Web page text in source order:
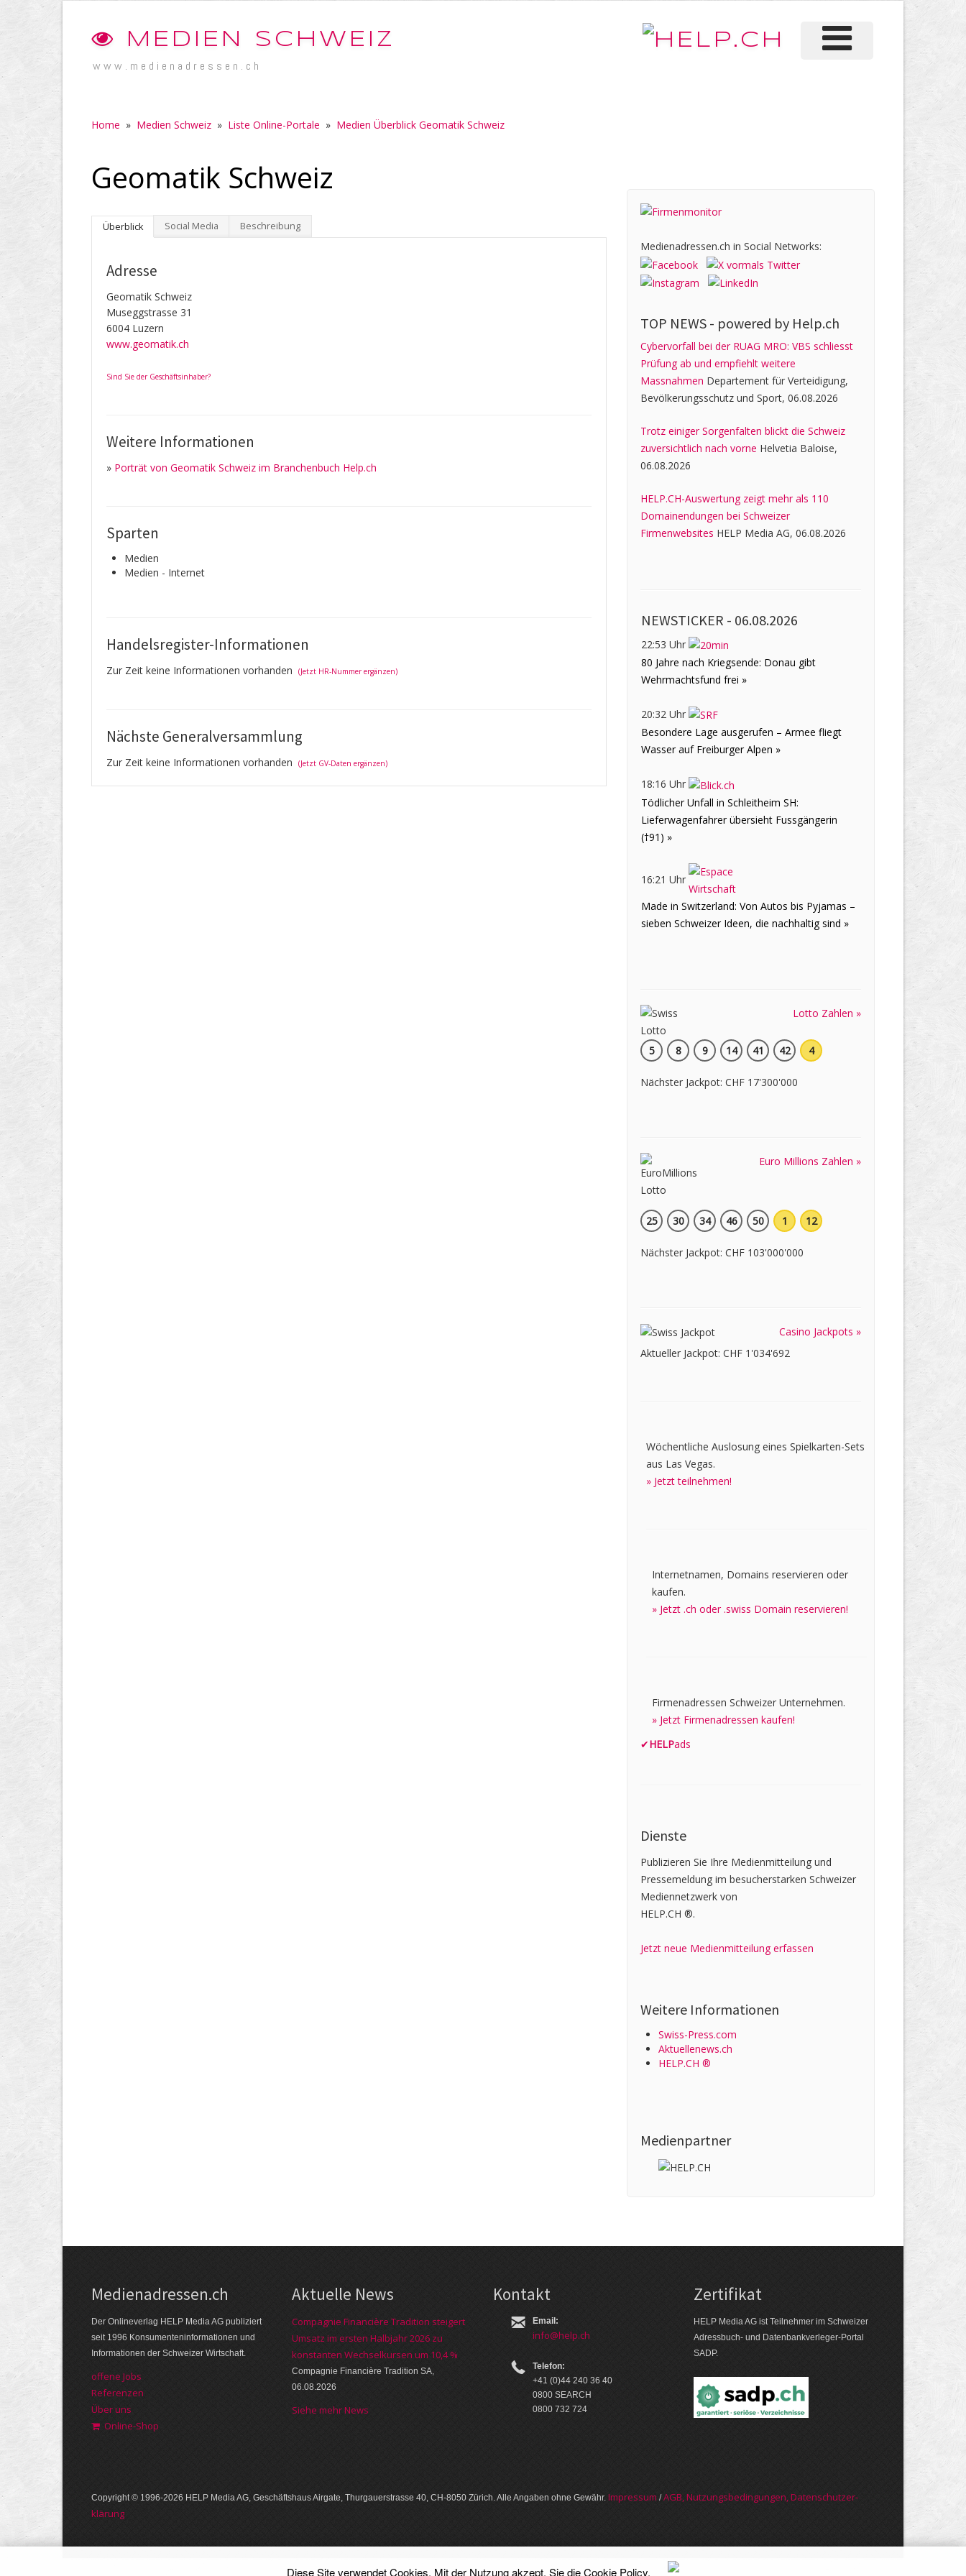
MEDIEN SCHWEIZ
www.medienadressen.ch
Home » Medien Schweiz » Liste Online-Portale » Medien Überblick Geomatik Schweiz
Geomatik Schweiz
Überblick Social Media Beschreibung
Adresse
Geomatik Schweiz
Museggstrasse 31
6004 Luzern
www.geomatik.ch
Sind Sie der Geschäftsinhaber?
Weitere Informationen
» Porträt von Geomatik Schweiz im Branchenbuch Help.ch
Sparten
Medien
Medien - Internet
Handelsregister-Informationen
Zur Zeit keine Informationen vorhanden (Jetzt HR-Nummer ergänzen)
Nächste Generalversammlung
Zur Zeit keine Informationen vorhanden (Jetzt GV-Daten ergänzen)
Medienadressen.ch in Social Networks:
TOP NEWS - powered by Help.ch
Cybervorfall bei der RUAG MRO: VBS schliesst
Prüfung ab und empfiehlt weitere
Massnahmen Departement für Verteidigung,
Bevölkerungsschutz und Sport, 06.08.2026
Trotz einiger Sorgenfalten blickt die Schweiz
zuversichtlich nach vorne Helvetia Baloise,
06.08.2026
HELP.CH-Auswertung zeigt mehr als 110
Domainendungen bei Schweizer
Firmenwebsites HELP Media AG, 06.08.2026
NEWSTICKER - 06.08.2026
22:53 Uhr
80 Jahre nach Kriegsende: Donau gibt
Wehrmachtsfund frei »
20:32 Uhr
Besondere Lage ausgerufen – Armee fliegt
Wasser auf Freiburger Alpen »
18:16 Uhr
Tödlicher Unfall in Schleitheim SH:
Lieferwagenfahrer übersieht Fussgängerin
(†91) »
16:21 Uhr
Made in Switzerland: Von Autos bis Pyjamas –
sieben Schweizer Ideen, die nachhaltig sind »
Lotto Zahlen »
5 8 9 14 41 42 4
Nächster Jackpot: CHF 17'300'000
Euro Millions Zahlen »
25 30 34 46 50 1 12
Nächster Jackpot: CHF 103'000'000
Casino Jackpots »
Aktueller Jackpot: CHF 1'034'692
Wöchentliche Auslosung eines Spielkarten-Sets
aus Las Vegas.
» Jetzt teilnehmen!
Internetnamen, Domains reservieren oder
kaufen.
» Jetzt .ch oder .swiss Domain reservieren!
Firmenadressen Schweizer Unternehmen.
» Jetzt Firmenadressen kaufen!
✔HELPads
Dienste
Publizieren Sie Ihre Medienmitteilung und
Pressemeldung im besucherstarken Schweizer
Mediennetzwerk von
HELP.CH ®.
Jetzt neue Medienmitteilung erfassen
Weitere Informationen
Swiss-Press.com
Aktuellenews.ch
HELP.CH ®
Medienpartner
Medienadressen.ch
Der Onlineverlag HELP Media AG publiziert
seit 1996 Konsumenteninformationen und
Informationen der Schweizer Wirtschaft.
offene Jobs
Referenzen
Über uns
Online-Shop
Aktuelle News
Compagnie Financière Tradition steigert
Umsatz im ersten Halbjahr 2026 zu
konstanten Wechselkursen um 10,4 %
Compagnie Financière Tradition SA,
06.08.2026
Siehe mehr News
Kontakt
Email:
info@help.ch
Telefon:
+41 (0)44 240 36 40
0800 SEARCH
0800 732 724
Zertifikat
HELP Media AG ist Teilnehmer im Schweizer
Adressbuch- und Datenbankverleger-Portal
SADP.
Copyright © 1996-2026 HELP Media AG, Geschäftshaus Airgate, Thurgauer­strasse 40, CH-8050 Zürich. Alle Angaben ohne Gewähr. Im­pres­sum /AGB, Nut­zungs­bedin­gungen, Daten­schutz­er­
klärung
Diese Site verwendet Cookies. Mit der Nutzung akzept. Sie dieCookie Policy.